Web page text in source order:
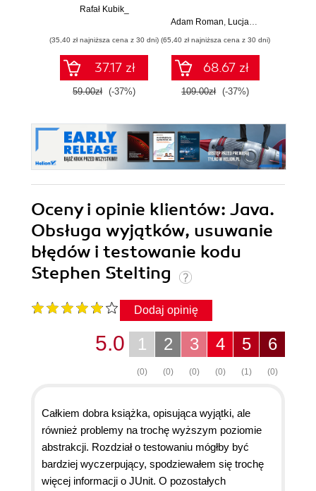
Rafał Kubik_
(35,40 zł najniższa cena z 30 dni)
37.17 zł
59.00zł (-37%)
Wydanie II
Adam Roman Lucjan Stapp
(65,40 zł najniższa cena z 30 dni)
68.67 zł
109.00zł (-37%)
Oceny i opinie klientów: Java.
Obsługa wyjątków, usuwanie
błędów i testowanie kodu
Stephen Stelting
Dodaj opinię
6
(0)
5
(1)
4
(0)
3
(0)
2
(0)
1
(0)
5.0
Całkiem dobra książka, opisująca wyjątki, ale
również problemy na trochę wyższym poziomie
abstrakcji. Rozdział o testowaniu mógłby być
bardziej wyczerpujący, spodziewałem się trochę
więcej informacji o JUnit. O pozostałych